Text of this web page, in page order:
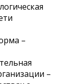
–
–